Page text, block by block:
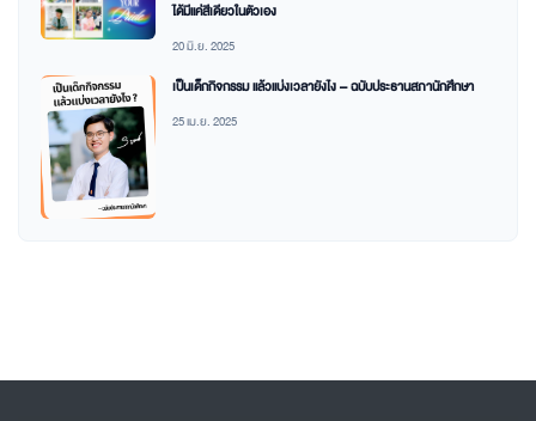
ได้มีแค่สีเดียวในตัวเอง
20 มิ.ย. 2025
เป็นเด็กกิจกรรม แล้วแบ่งเวลายังไง – ฉบับประธานสภานักศึกษา
25 เม.ย. 2025